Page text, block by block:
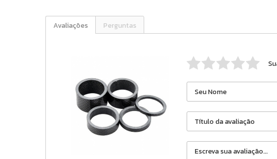
Avaliações Perguntas